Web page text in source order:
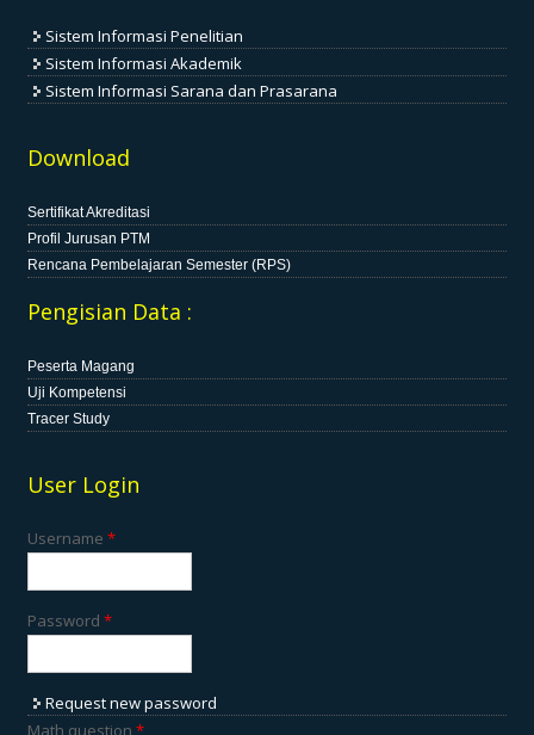
Sistem Informasi Penelitian
Sistem Informasi Akademik
Sistem Informasi Sarana dan Prasarana
Download
Sertifikat Akreditasi
Profil Jurusan PTM
Rencana Pembelajaran Semester (RPS)
Pengisian Data :
Peserta Magang
Uji Kompetensi
Tracer Study
User Login
Username*
Password*
Request new password
Math question*